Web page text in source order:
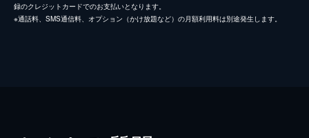
録のクレジットカードでのお支払いとなります。
※通話料、SMS通信料、オプション（かけ放題など）の月額利用料は別途発生します。